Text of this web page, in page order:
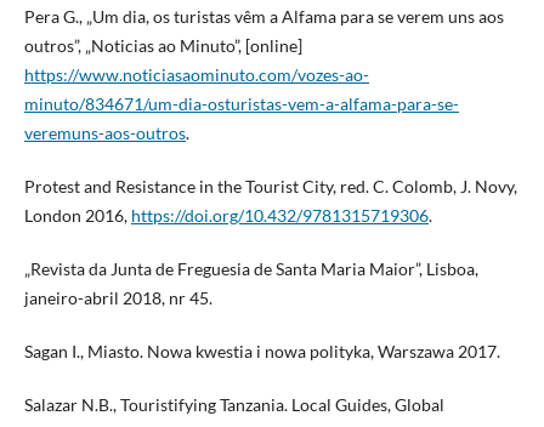
Pera G., „Um dia, os turistas vêm a Alfama para se verem uns aos
outros”, „Noticias ao Minuto”, [online]
https://www.noticiasaominuto.com/vozes-ao-
minuto/834671/um-dia-osturistas-vem-a-alfama-para-se-
veremuns-aos-outros.
Protest and Resistance in the Tourist City, red. C. Colomb, J. Novy,
London 2016, https://doi.org/10.432/9781315719306.
„Revista da Junta de Freguesia de Santa Maria Maior”, Lisboa,
janeiro-abril 2018, nr 45.
Sagan I., Miasto. Nowa kwestia i nowa polityka, Warszawa 2017.
Salazar N.B., Touristifying Tanzania. Local Guides, Global